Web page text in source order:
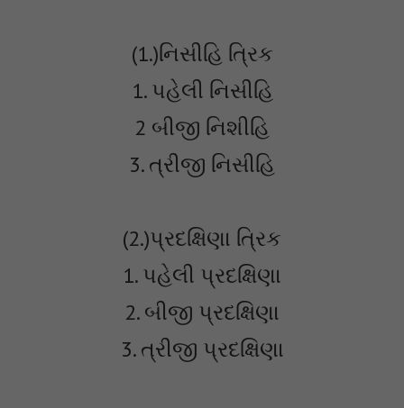
(1.)નિસીહિ ત્રિક
1. પહેલી નિસીહિ
2 બીજી નિશીહિ
3. ત્રીજી નિસીહિ
(2.)પ્રદક્ષિણા ત્રિક
1. પહેલી પ્રદક્ષિણા
2. બીજી પ્રદક્ષિણા
3. ત્રીજી પ્રદક્ષિણા